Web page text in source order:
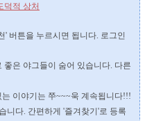
덕적 상처
' 버튼을 누르시면 됩니다. 로그인
은 야그들이 숨어 있습니다. 다른
이야기는 쭈~~~욱 계속됩니다!!!
니다. 간편하게 '즐겨찾기'로 등록